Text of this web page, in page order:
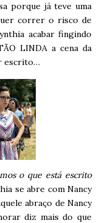
porque já teve uma
correr o risco de
acabar fingindo
LINDA a cena da
escrito…
o que está escrito
se abre com Nancy
abraço de Nancy
diz mais do que